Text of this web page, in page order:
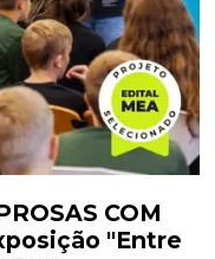
COM
"Entre